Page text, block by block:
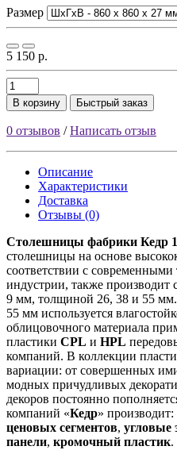
Размер
5 150 р.
В корзину Быстрый заказ
0 отзывов /Написать отзыв
Описание
Характеристики
Доставка
Отзывы (0)
Столешницы фабрики Кедр
столешницы на основе
соответствии с
индустрии, также производит
9 мм, толщиной 26, 38 и 55
55 мм используется
облицовочного материала
пластики CPL и HPL
компаний. В коллекции
вариации: от совершенных
модных причудливых
декоров постоянно
компаний «Кедр» производит:
ценовых сегментов, угловые
панели, кромочный пластик.